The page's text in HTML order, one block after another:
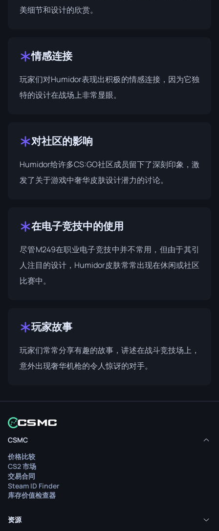
美细节和设计的欣赏。
情感连接
玩家们对Humidor表现出积极的情感连接，因为它独
特的设计在战场上非常显眼。
对社区的影响
Humidor给许多CS:GO社区成员留下了深刻印象，激
发了关于游戏中奢华皮肤设计潜力的讨论。
在电子竞技中的使用
尽管M249在职业电子竞技中并不常用，但由于其引
人注目的设计，Humidor皮肤常常出现在休闲或社区
比赛中。
玩家故事
玩家们常常分享有趣的故事，讲述在战斗竞技场上，
意外出现奢华机枪的令人惊讶的对手。
CSMC
价格比较
CS2 市场
交易合同
Steam ID Finder
库存价值检查器
资源